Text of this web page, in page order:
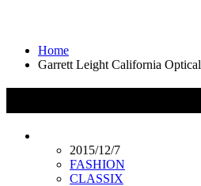
Home
Garrett Leight California Optical
2015/12/7
FASHION
CLASSIX